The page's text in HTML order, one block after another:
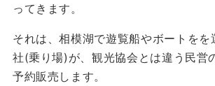
ってきます。
それは、相模湖で遊覧船やボートをを
社(乗り場)が、観光協会とは違う民営
予約販売します。